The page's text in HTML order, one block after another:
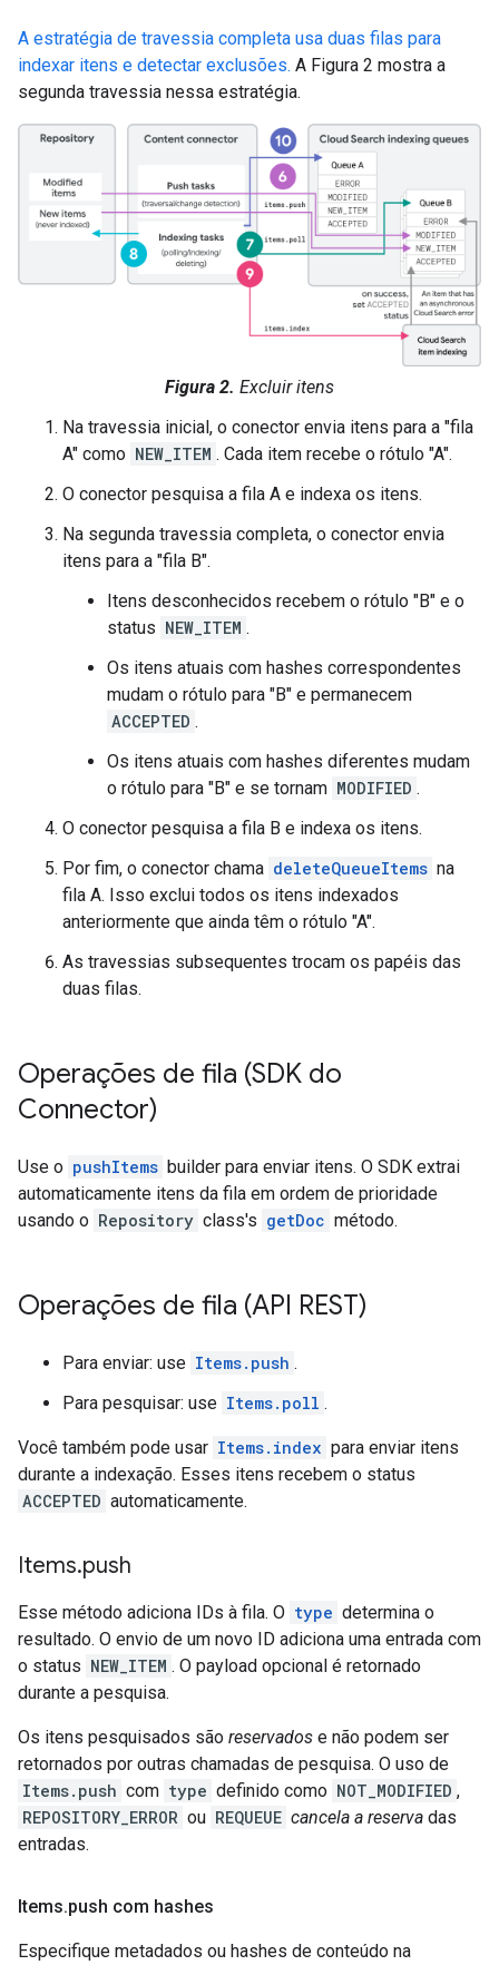
A estratégia de travessia completa usa duas filas para
indexar itens e detectar exclusões. A Figura 2 mostra a
segunda travessia nessa estratégia.
Figura 2. Excluir itens
Na travessia inicial, o conector envia itens para a "fila
A" como NEW_ITEM . Cada item recebe o rótulo "A".
O conector pesquisa a fila A e indexa os itens.
Na segunda travessia completa, o conector envia
itens para a "fila B".
Itens desconhecidos recebem o rótulo "B" e o
status NEW_ITEM .
Os itens atuais com hashes correspondentes
mudam o rótulo para "B" e permanecem
ACCEPTED .
Os itens atuais com hashes diferentes mudam
o rótulo para "B" e se tornam MODIFIED .
O conector pesquisa a fila B e indexa os itens.
Por fim, o conector chama deleteQueueItems na
fila A. Isso exclui todos os itens indexados
anteriormente que ainda têm o rótulo "A".
As travessias subsequentes trocam os papéis das
duas filas.
Operações de fila (SDK do
Connector)
Use o pushItems builder para enviar itens. O SDK extrai
automaticamente itens da fila em ordem de prioridade
usando o Repository class's getDoc método.
Operações de fila (API REST)
Para enviar: use Items.push .
Para pesquisar: use Items.poll .
Você também pode usar Items.index para enviar itens
durante a indexação. Esses itens recebem o status
ACCEPTED automaticamente.
Items.push
Esse método adiciona IDs à fila. O type determina o
resultado. O envio de um novo ID adiciona uma entrada com
o status NEW_ITEM . O payload opcional é retornado
durante a pesquisa.
Os itens pesquisados são reservados e não podem ser
retornados por outras chamadas de pesquisa. O uso de
Items.push com type definido como NOT_MODIFIED ,
REPOSITORY_ERROR ou REQUEUE cancela a reserva das
entradas.
Items.push com hashes
Especifique metadados ou hashes de conteúdo na